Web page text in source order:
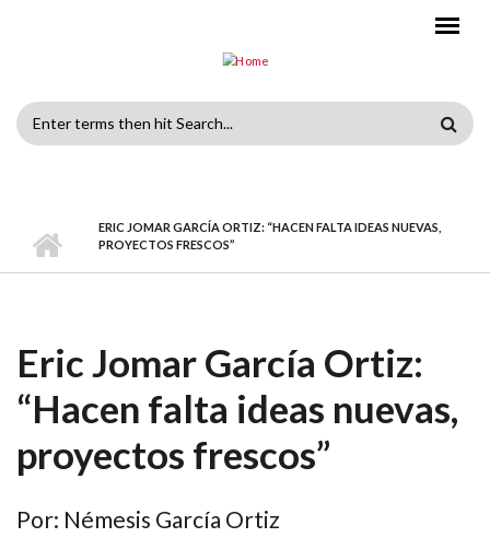
Search
ERIC JOMAR GARCÍA ORTIZ: “HACEN FALTA IDEAS NUEVAS,
PROYECTOS FRESCOS”
Eric Jomar García Ortiz:
“Hacen falta ideas nuevas,
proyectos frescos”
Por: Némesis García Ortiz